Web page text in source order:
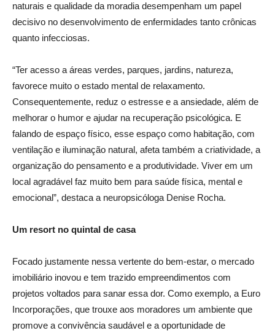
naturais e qualidade da moradia desempenham um papel
decisivo no desenvolvimento de enfermidades tanto crônicas
quanto infecciosas.
“Ter acesso a áreas verdes, parques, jardins, natureza,
favorece muito o estado mental de relaxamento.
Consequentemente, reduz o estresse e a ansiedade, além de
melhorar o humor e ajudar na recuperação psicológica. E
falando de espaço físico, esse espaço como habitação, com
ventilação e iluminação natural, afeta também a criatividade, a
organização do pensamento e a produtividade. Viver em um
local agradável faz muito bem para saúde física, mental e
emocional”, destaca a neuropsicóloga Denise Rocha.
Um resort no quintal de casa
Focado justamente nessa vertente do bem-estar, o mercado
imobiliário inovou e tem trazido empreendimentos com
projetos voltados para sanar essa dor. Como exemplo, a Euro
Incorporações, que trouxe aos moradores um ambiente que
promove a convivência saudável e a oportunidade de